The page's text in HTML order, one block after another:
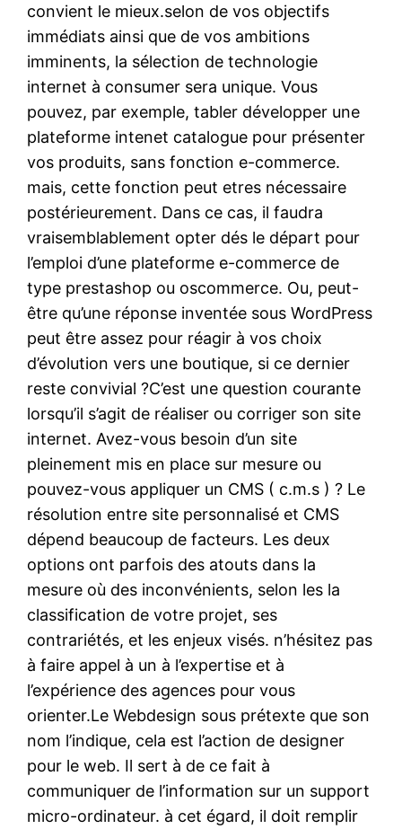
convient le mieux.selon de vos objectifs
immédiats ainsi que de vos ambitions
imminents, la sélection de technologie
internet à consumer sera unique. Vous
pouvez, par exemple, tabler développer une
plateforme intenet catalogue pour présenter
vos produits, sans fonction e-commerce.
mais, cette fonction peut etres nécessaire
postérieurement. Dans ce cas, il faudra
vraisemblablement opter dés le départ pour
l’emploi d’une plateforme e-commerce de
type prestashop ou oscommerce. Ou, peut-
être qu’une réponse inventée sous WordPress
peut être assez pour réagir à vos choix
d’évolution vers une boutique, si ce dernier
reste convivial ?C’est une question courante
lorsqu’il s’agit de réaliser ou corriger son site
internet. Avez-vous besoin d’un site
pleinement mis en place sur mesure ou
pouvez-vous appliquer un CMS ( c.m.s ) ? Le
résolution entre site personnalisé et CMS
dépend beaucoup de facteurs. Les deux
options ont parfois des atouts dans la
mesure où des inconvénients, selon les la
classification de votre projet, ses
contrariétés, et les enjeux visés. n’hésitez pas
à faire appel à un à l’expertise et à
l’expérience des agences pour vous
orienter.Le Webdesign sous prétexte que son
nom l’indique, cela est l’action de designer
pour le web. Il sert à de ce fait à
communiquer de l’information sur un support
micro-ordinateur. à cet égard, il doit remplir